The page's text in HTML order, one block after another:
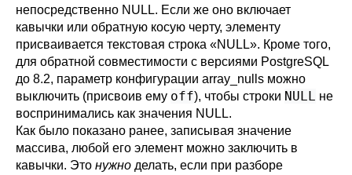
непосредственно NULL. Если же оно включает
кавычки или обратную косую черту, элементу
присваивается текстовая строка «NULL». Кроме того,
для обратной совместимости с версиями PostgreSQL
до 8.2, параметр конфигурации array_nulls можно
выключить (присвоив ему off), чтобы строки NULL не
воспринимались как значения NULL.
Как было показано ранее, записывая значение
массива, любой его элемент можно заключить в
кавычки. Это нужно делать, если при разборе